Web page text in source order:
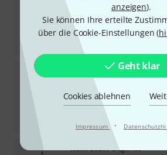
anzeigen).
Sie können Ihre erteilte
über die Cookie-Einstellungen (
Geht klar
Cookies ablehnen
Impressum ·
3022
Sofort lieferbar
31€
-26%
26145
Sofort lieferbar
78€
UVP:
26200 Elegance